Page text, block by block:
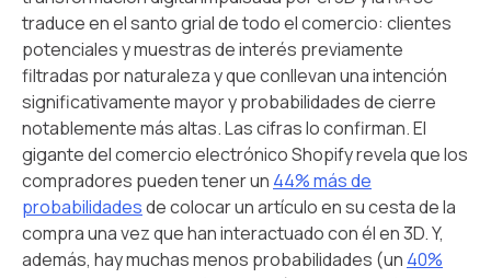
traduce en el santo grial de todo el comercio: clientes
potenciales y muestras de interés previamente
filtradas por naturaleza y que conllevan una intención
significativamente mayor y probabilidades de cierre
notablemente más altas. Las cifras lo confirman. El
gigante del comercio electrónico Shopify revela que los
compradores pueden tener un 44% más de
probabilidadesde colocar un artículo en su cesta de la
compra una vez que han interactuado con él en 3D. Y,
además, hay muchas menos probabilidades (un 40%